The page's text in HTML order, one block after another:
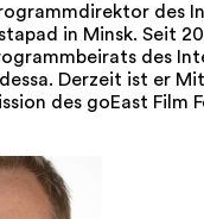
des
in Minsk. Seit
des
Derzeit ist er
des goEast Film